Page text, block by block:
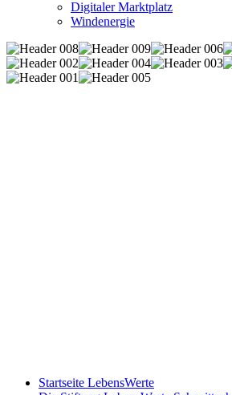
Digitaler Marktplatz
Windenergie
Startseite LebensWerte